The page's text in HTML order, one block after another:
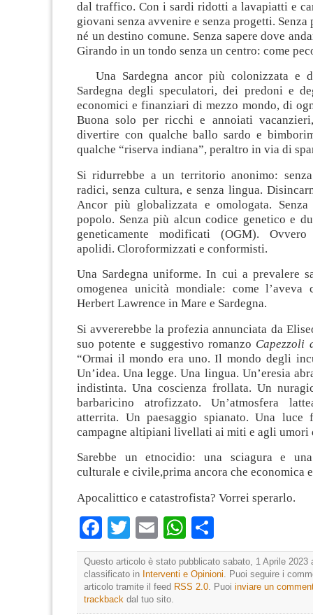
dal traffico. Con i sardi ridotti a lavapiatti e
giovani senza avvenire e senza progetti.
né un destino comune. Senza sapere dove
Girando in un tondo senza un centro: come
Una Sardegna ancor più colonizzata e
Sardegna degli speculatori, dei predoni e
economici e finanziari di mezzo mondo, di
Buona solo per ricchi e annoiati
divertire con qualche ballo sardo e
qualche “riserva indiana”, peraltro in via di
Si ridurrebbe a un territorio anonimo:
radici, senza cultura, e senza lingua.
Ancor più globalizzata e omologata. Senza
popolo. Senza più alcun codice genetico e
geneticamente modificati (OGM).
apolidi. Cloroformizzati e conformisti.
Una Sardegna uniforme. In cui a prevalere
omogenea unicità mondiale: come l’aveva
Herbert Lawrence in Mare e Sardegna.
Si avvererebbe la profezia annunciata da
suo potente e suggestivo romanzo Capezzoli
“Ormai il mondo era uno. Il mondo degli
Un’idea. Una legge. Una lingua. Un’eresia
indistinta. Una coscienza frollata. Un
barbaricino atrofizzato. Un’atmosfera
atterrita. Un paesaggio spianato. Una luce
campagne altipiani livellati ai miti e agli umori
Sarebbe un etnocidio: una sciagura e
culturale e civile,prima ancora che economica
Apocalittico e catastrofista? Vorrei sperarlo.
Facebook
TwitterEmailWhatsApp
Questo articolo è stato pubblicato sabato, 1 Aprile 2023
classificato in Interventi e Opinioni . Puoi seguire i
articolo tramite il feed RSS 2.0 . Puoi inviare un
trackback dal tuo sito.